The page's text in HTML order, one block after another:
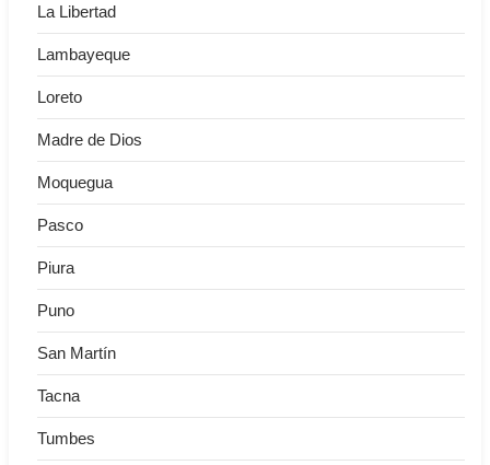
La Libertad
Lambayeque
Loreto
Madre de Dios
Moquegua
Pasco
Piura
Puno
San Martín
Tacna
Tumbes